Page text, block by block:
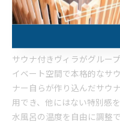
なシーンで思い出を作るこ
サウナ付きヴィラがグルー
イベート空間で本格的なサ
ナー自らが作り込んだサウ
用でき、他にはない特別感
水風呂の温度を自由に調整